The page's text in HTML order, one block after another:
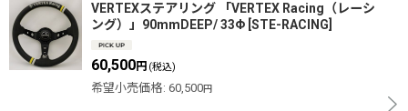
VERTEXステアリング 「VERTEX Racing（レーシ
ング）」90mmDEEP/ 33Φ STE-RACING
60,500円 (税込)
希望小売価格: 60,500円